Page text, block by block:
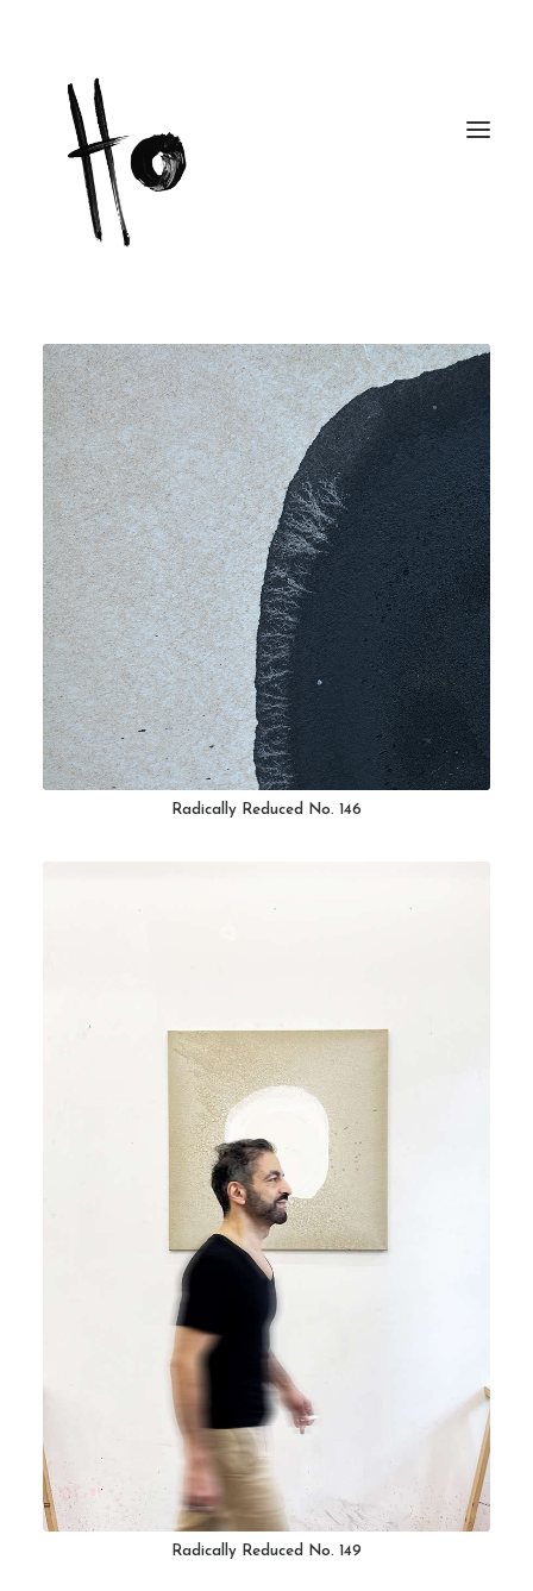
Works
About
Workshops
Publications
Contact
Cart
Radically Reduced No. 146
Radically Reduced No. 149